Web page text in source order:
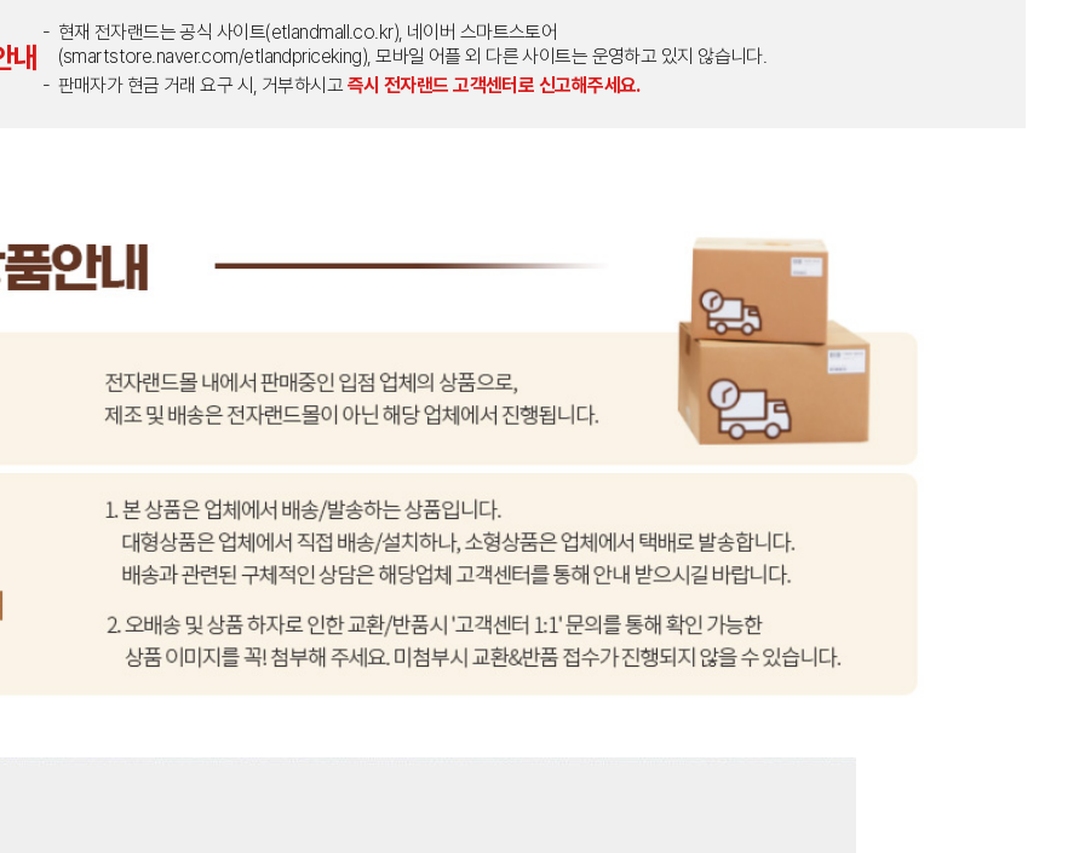
내
현재 전자랜드는 공식 사이트(etlandmall.co.kr), 네이버 스마트스토어
(smartstore.naver.com/etlandpriceking), 모바일 어플 외 다른 사이트는 운영하고 있지 않습니다.
판매자가 현금 거래 요구 시, 거부하시고 즉시 전자랜드 고객센터로 신고해주세요.